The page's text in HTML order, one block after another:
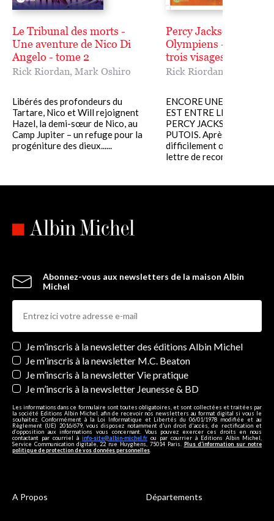
Le Tribunal des morts -
Une aventure de Nico Di
Angelo - tome 2
Rick Riordan, Mark Oshiro
Libérés des profondeurs du
Tartare, Nico et Will rejoignent
Hazel, la demi-sœur de Nico, au
Camp Jupiter – un refuge pour la
progéniture des dieux......
Percy Jackson et les
Olympiens - La
trois visages
Rick Riordan
ENCORE UNE FOIS, LE
EST ENTRE LES MAINS
PERCY JACKSON… ET
PUTOIS. Après avoir
difficilement obtenu sa
lettre de
Abonnez-vous aux newsletters de la maison Albin
Michel
Newsletters
Je m’inscris à la newsletter des éditions Albin Michel
Je m'inscris à la newsletter M.C. Beaton
Je m’inscris à la newsletter Vie pratique
Je m’inscris à la newsletter Jeunesse & BD
Les informations dans ce formulaire sont toutes obligatoires, et sont collectées et traitées par
la société Editions Albin Michel, afin de recevoir nos newsletters au format digital si vous le
souhaitez. Conformément à la Loi Informatique et Libertés du 06/01/1978 modifiée et au
Règlement (UE) 2016/679, vous disposez notamment d'un droit d'accès, de rectification et
d’opposition aux informations vous concernant. Vous pouvez exercer ces droits en nous
contactant par courriel à info-site@albin-michel.fr ou par courrier à Editions Albin Michel,
Service Communication digitale, 22 rue Huyghens, 75014 Paris. Plus d’information sur notre
politique de protection de vos données personnelles.
A Propos Départements